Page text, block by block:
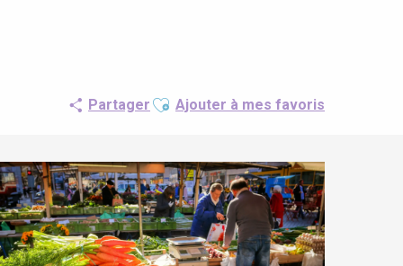
Partager Ajouter aux favoris
Ajouter à mes favoris